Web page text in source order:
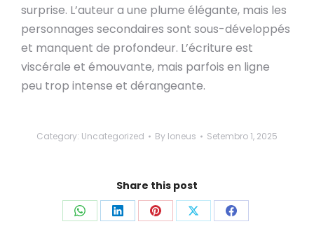
surprise. L’auteur a une plume élégante, mais les
personnages secondaires sont sous-développés
et manquent de profondeur. L’écriture est
viscérale et émouvante, mais parfois en ligne
peu trop intense et dérangeante.
Category: Uncategorized By loneus Setembro 1, 2025
Share this post
Share Share Share Share Share